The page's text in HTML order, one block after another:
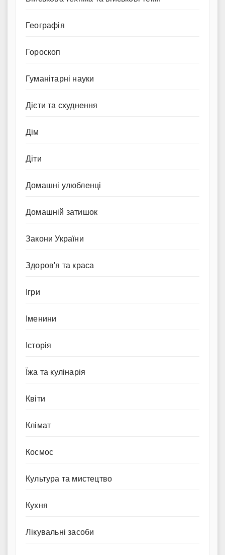
Географія
Гороскоп
Гуманітарні науки
Дієти та схуднення
Дім
Діти
Домашні улюбленці
Домашній затишок
Закони України
Здоров'я та краса
Ігри
Іменини
Історія
Їжа та кулінарія
Квіти
Клімат
Космос
Культура та мистецтво
Кухня
Лікувальні засоби